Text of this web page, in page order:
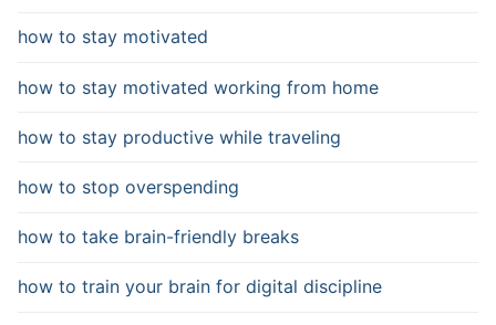
how to stay motivated
how to stay motivated working from home
how to stay productive while traveling
how to stop overspending
how to take brain-friendly breaks
how to train your brain for digital discipline